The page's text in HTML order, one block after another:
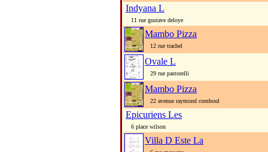
Indyana L
11 rue gustave deloye
Mambo Pizza
12 rue trachel
Ovale L
29 rue pastorelli
Mambo Pizza
22 avenue raymond comboul
Epicuriens Les
6 place wilson
Villa D Este La